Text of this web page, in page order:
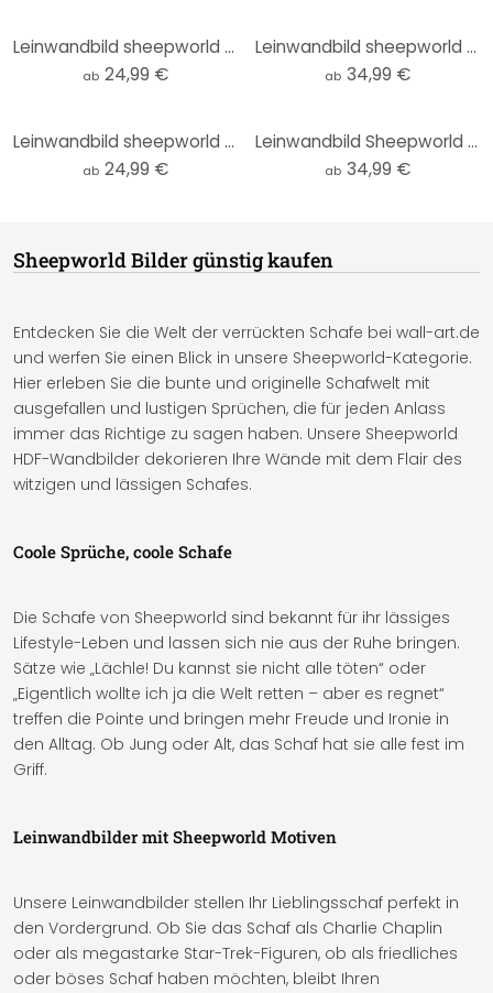
Leinwandbild sheepworld Worthelden Lächle
ab 24,99 €
Leinwandbild sheepworld Home Sheep Home Tea Time
ab 34,99 €
Leinwandbild sheepworld Ganz viel Glück
ab 24,99 €
Leinwandbild Sheepworld - Zuhause bleiben pupsegal
ab 34,99 €
Sheepworld Bilder günstig kaufen
Entdecken Sie die Welt der verrückten Schafe bei wall-art.de
und werfen Sie einen Blick in unsere Sheepworld-Kategorie.
Hier erleben Sie die bunte und originelle Schafwelt mit
ausgefallen und lustigen Sprüchen, die für jeden Anlass
immer das Richtige zu sagen haben. Unsere Sheepworld
HDF-Wandbilder dekorieren Ihre Wände mit dem Flair des
witzigen und lässigen Schafes.
Coole Sprüche, coole Schafe
Die Schafe von Sheepworld sind bekannt für ihr lässiges
Lifestyle-Leben und lassen sich nie aus der Ruhe bringen.
Sätze wie „Lächle! Du kannst sie nicht alle töten“ oder
„Eigentlich wollte ich ja die Welt retten – aber es regnet“
treffen die Pointe und bringen mehr Freude und Ironie in
den Alltag. Ob Jung oder Alt, das Schaf hat sie alle fest im
Griff.
Leinwandbilder mit Sheepworld Motiven
Unsere Leinwandbilder stellen Ihr Lieblingsschaf perfekt in
den Vordergrund. Ob Sie das Schaf als Charlie Chaplin
oder als megastarke Star-Trek-Figuren, ob als friedliches
oder böses Schaf haben möchten, bleibt Ihren